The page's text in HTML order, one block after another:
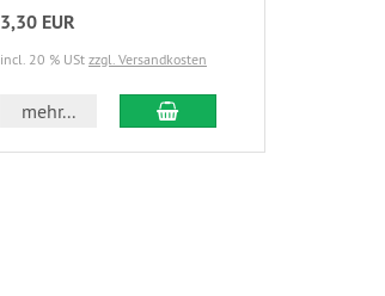
3,30 EUR
incl. 20 % USt zzgl. Versandkosten
mehr... In den Warenkorb